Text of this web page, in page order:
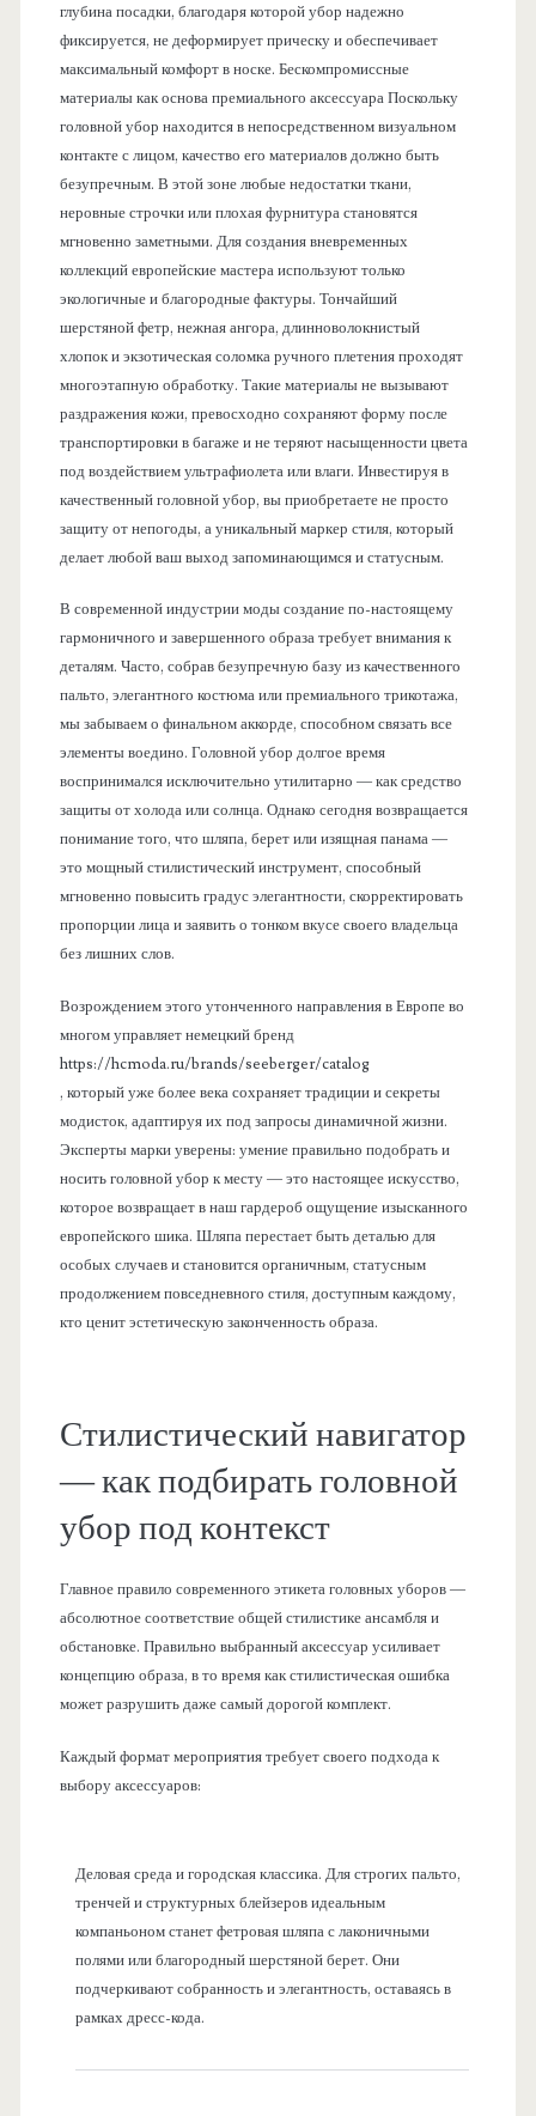
глубина посадки, благодаря которой убор надежно
фиксируется, не деформирует прическу и обеспечивает
максимальный комфорт в носке. Бескомпромиссные
материалы как основа премиального аксессуара Поскольку
головной убор находится в непосредственном визуальном
контакте с лицом, качество его материалов должно быть
безупречным. В этой зоне любые недостатки ткани,
неровные строчки или плохая фурнитура становятся
мгновенно заметными. Для создания вневременных
коллекций европейские мастера используют только
экологичные и благородные фактуры. Тончайший
шерстяной фетр, нежная ангора, длинноволокнистый
хлопок и экзотическая соломка ручного плетения проходят
многоэтапную обработку. Такие материалы не вызывают
раздражения кожи, превосходно сохраняют форму после
транспортировки в багаже и не теряют насыщенности цвета
под воздействием ультрафиолета или влаги. Инвестируя в
качественный головной убор, вы приобретаете не просто
защиту от непогоды, а уникальный маркер стиля, который
делает любой ваш выход запоминающимся и статусным.
В современной индустрии моды создание по-настоящему
гармоничного и завершенного образа требует внимания к
деталям. Часто, собрав безупречную базу из качественного
пальто, элегантного костюма или премиального трикотажа,
мы забываем о финальном аккорде, способном связать все
элементы воедино. Головной убор долгое время
воспринимался исключительно утилитарно — как средство
защиты от холода или солнца. Однако сегодня возвращается
понимание того, что шляпа, берет или изящная панама —
это мощный стилистический инструмент, способный
мгновенно повысить градус элегантности, скорректировать
пропорции лица и заявить о тонком вкусе своего владельца
без лишних слов.
Возрождением этого утонченного направления в Европе во
многом управляет немецкий бренд
https://hcmoda.ru/brands/seeberger/catalog
, который уже более века сохраняет традиции и секреты
модисток, адаптируя их под запросы динамичной жизни.
Эксперты марки уверены: умение правильно подобрать и
носить головной убор к месту — это настоящее искусство,
которое возвращает в наш гардероб ощущение изысканного
европейского шика. Шляпа перестает быть деталью для
особых случаев и становится органичным, статусным
продолжением повседневного стиля, доступным каждому,
кто ценит эстетическую законченность образа.
Стилистический навигатор
— как подбирать головной
убор под контекст
Главное правило современного этикета головных уборов —
абсолютное соответствие общей стилистике ансамбля и
обстановке. Правильно выбранный аксессуар усиливает
концепцию образа, в то время как стилистическая ошибка
может разрушить даже самый дорогой комплект.
Каждый формат мероприятия требует своего подхода к
выбору аксессуаров:
Деловая среда и городская классика. Для строгих пальто,
тренчей и структурных блейзеров идеальным
компаньоном станет фетровая шляпа с лаконичными
полями или благородный шерстяной берет. Они
подчеркивают собранность и элегантность, оставаясь в
рамках дресс-кода.